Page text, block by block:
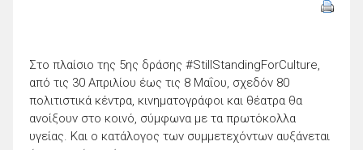
Στο πλαίσιο της 5ης δράσης #StillStandingForCulture,
από τις 30 Απριλίου έως τις 8 Μαΐου, σχεδόν 80
πολιτιστικά κέντρα, κινηματογράφοι και θέατρα θα
ανοίξουν στο κοινό, σύμφωνα με τα πρωτόκολλα
υγείας. Και ο κατάλογος των συμμετεχόντων αυξάνεται